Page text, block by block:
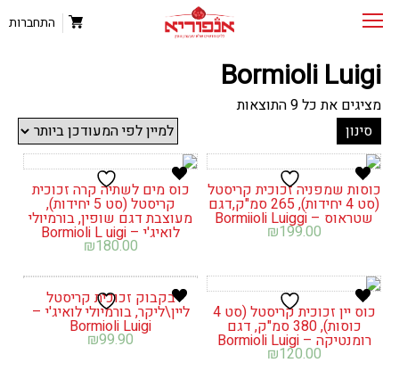
התחברות
Bormioli Luigi
מציגים את כל ⁦9⁩ התוצאות ממוין
ביותר
סינון
כוסות שמפניה זכוכית קריסטל
(סט 4 יחידות), 265 סמ"ק,דגם
שטראוס – Bormiioli Luiggi
₪199.00
כוס מים לשתיה קרה זכוכית
קריסטל (סט 5 יחידות),
מעוצבת דגם שופין, בורמיולי
לואיג'י – Bormioli L uigi
₪180.00
כוס יין זכוכית קריסטל (סט 4
כוסות), 380 סמ"ק, דגם
רומנטיקה – Bormioli Luigi
₪120.00
בקבוק זכוכית קריסטל
ליין\ליקר, בורמיולי לואיג'י –
Bormioli Luigi
₪99.90